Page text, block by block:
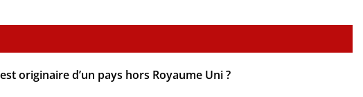
originaire d’un pays hors Royaume Uni ?